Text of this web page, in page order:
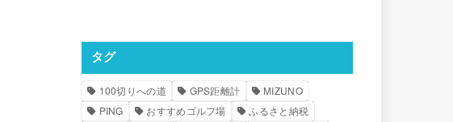
タグ
100切りへの道 GPS距離計
MIZUNO
PING
おすすめゴルフ場
ふるさと納税